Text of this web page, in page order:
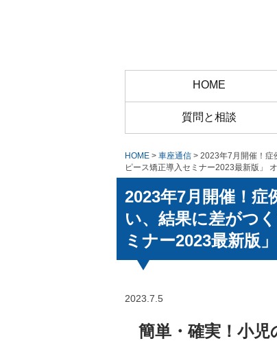
HOME
質問と相談
HOME > 車座通信 > 2023年7月開催！症
ピース矯正導入セミナー2023最新版」
2023年7月開催！
い、結果に差がつ
ミナー2023最新版
2023.7.5
簡単・確実！小